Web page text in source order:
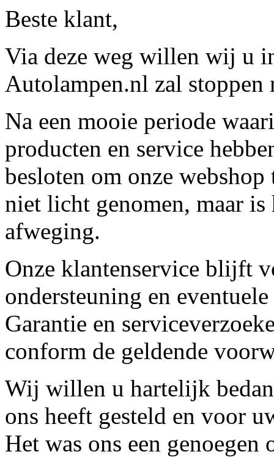
Beste klant,
Via deze weg willen wij u
Autolampen.nl zal stoppen
Na een mooie periode
producten en service
besloten om onze
niet licht genomen, maar
afweging.
Onze klantenservice blijft
ondersteuning en
Garantie en
conform de geldende
Wij willen u hartelijk
ons heeft gesteld en voor
Het was ons een